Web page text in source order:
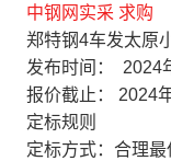
中钢网实采 求购
郑特钢4车发太原
发布时间： 2024
报价截止： 2024
定标规则
定标方式：合理最